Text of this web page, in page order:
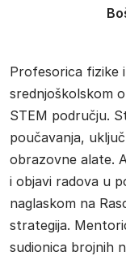
Profesorica fizike
srednjoškolskom
STEM području.
poučavanja,
obrazovne alate.
i objavi radova u
naglaskom na
strategija.
sudionica brojnih